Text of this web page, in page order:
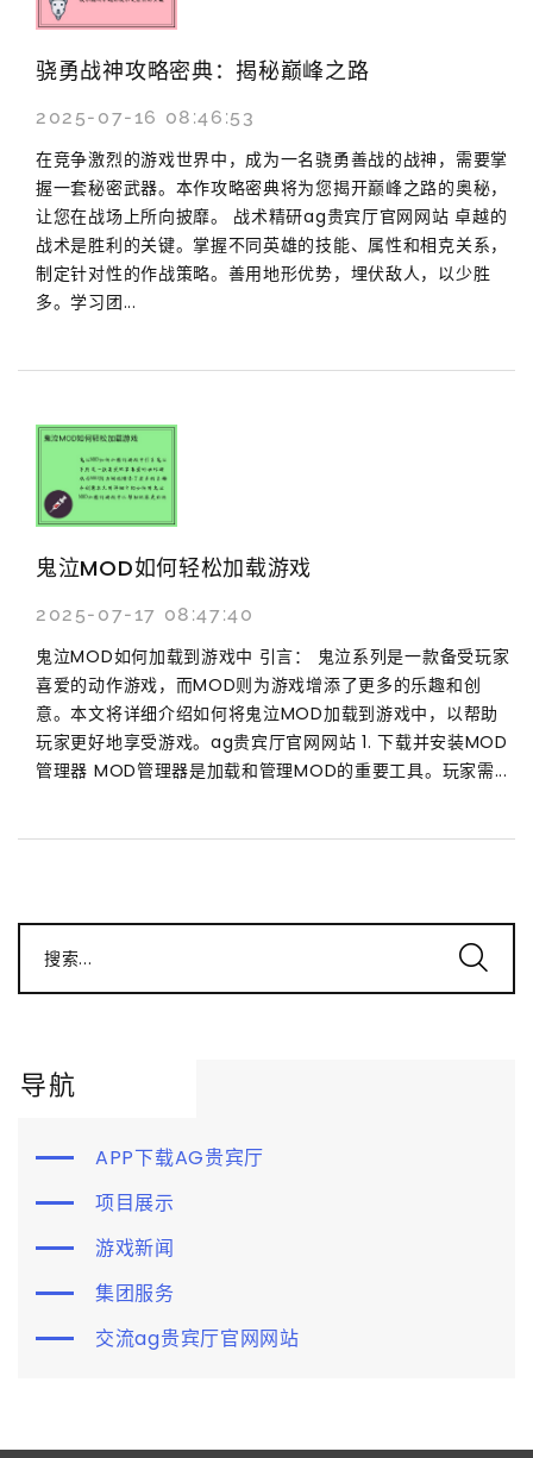
骁勇战神攻略密典：揭秘巅峰之路
2025-07-16 08:46:53
在竞争激烈的游戏世界中，成为一名骁勇善战的战神，需要掌
握一套秘密武器。本作攻略密典将为您揭开巅峰之路的奥秘，
让您在战场上所向披靡。 战术精研ag贵宾厅官网网站 卓越的
战术是胜利的关键。掌握不同英雄的技能、属性和相克关系，
制定针对性的作战策略。善用地形优势，埋伏敌人，以少胜
多。学习团...
鬼泣MOD如何轻松加载游戏
2025-07-17 08:47:40
鬼泣MOD如何加载到游戏中 引言： 鬼泣系列是一款备受玩家
喜爱的动作游戏，而MOD则为游戏增添了更多的乐趣和创
意。本文将详细介绍如何将鬼泣MOD加载到游戏中，以帮助
玩家更好地享受游戏。ag贵宾厅官网网站 1. 下载并安装MOD
管理器 MOD管理器是加载和管理MOD的重要工具。玩家需...
搜索...
导航
APP下载AG贵宾厅
项目展示
游戏新闻
集团服务
交流ag贵宾厅官网网站